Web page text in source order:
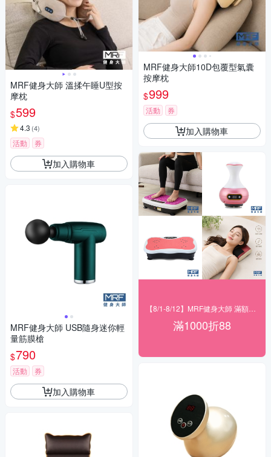
MRF健身大師 溫揉午睡U型按
摩枕
$599
4.3 (4)
活動 券
加入購物車
MRF健身大師 USB隨身迷你輕
量筋膜槍
$790
活動 券
加入購物車
MRF健身大師10D包覆型氣囊
按摩枕
$999
活動 券
加入購物車
滿1000折88